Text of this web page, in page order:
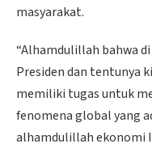
masyarakat.
“Alhamdulillah bahwa
Presiden dan tentunya
memiliki tugas untuk
fenomena global yang
alhamdulillah ekonomi